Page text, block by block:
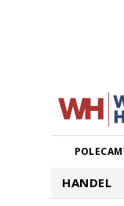
HANDEL